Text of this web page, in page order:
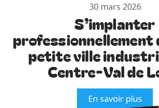
30 mars 2026
S’implanter
professionnellement
petite ville
Centre-Val de
En savoir plus